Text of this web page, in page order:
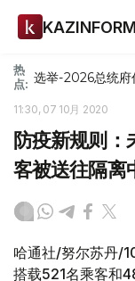
KAZINFORM
热
点: 选举-2026总统府
11:30, 07 10月 2020
防疫新规则：
客被送往隔离
哈通社/努尔苏丹/
搭载521名乘客和